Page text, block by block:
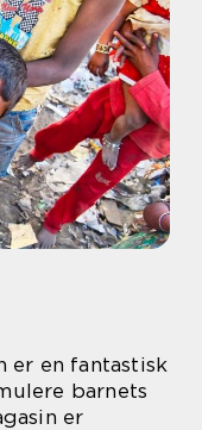
en fantastisk
barnets
er